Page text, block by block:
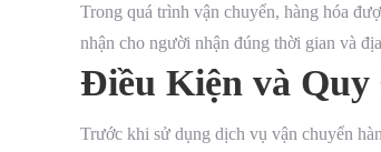
Trong quá trình vận chuyển, hàng hóa
nhận cho người nhận đúng thời gian và
Điều Kiện và
Trước khi sử dụng dịch vụ vận chuyển